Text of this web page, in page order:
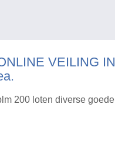
VEILING
200 loten diverse